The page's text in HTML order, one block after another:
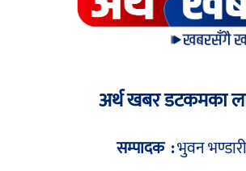
अर्थ खबर डटकमका
सम्पादक :भुवन भण्डारी